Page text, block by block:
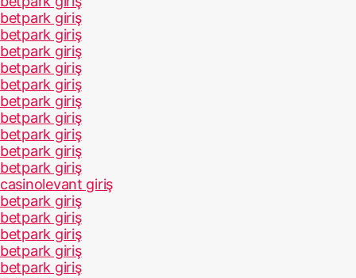
betpark giriş
betpark giriş
betpark giriş
betpark giriş
betpark giriş
betpark giriş
betpark giriş
betpark giriş
betpark giriş
betpark giriş
casinolevant giriş
betpark giriş
betpark giriş
betpark giriş
betpark giriş
betpark giriş